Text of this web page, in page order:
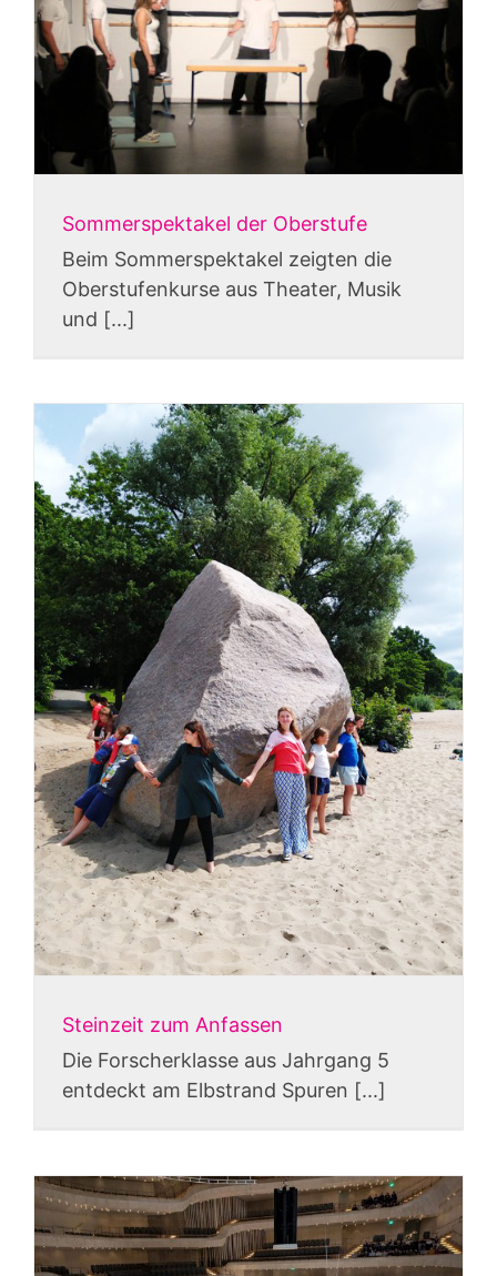
Sommerspektakel der Oberstufe
Beim Sommerspektakel zeigten die
Oberstufenkurse aus Theater, Musik
und [...]
Steinzeit zum Anfassen
Die Forscherklasse aus Jahrgang 5
entdeckt am Elbstrand Spuren [...]